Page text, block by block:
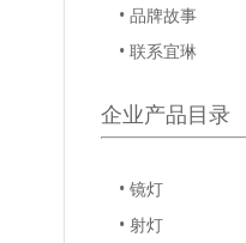
• 品牌故事
• 联系宜琳
企业产品目录
• 镜灯
• 射灯